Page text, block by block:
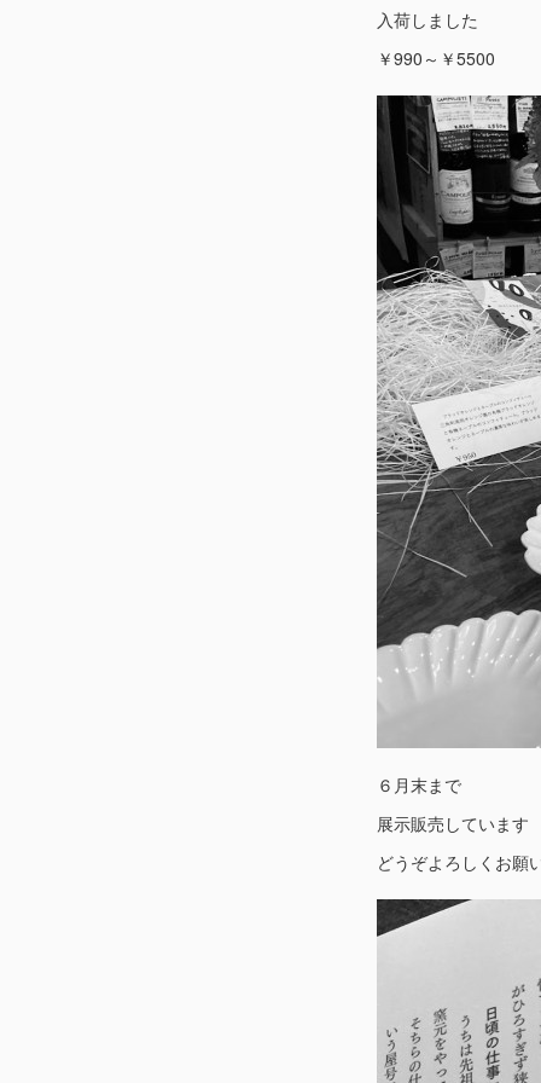
入荷しました
￥990～￥5500
６月末まで
展示販売しています
どうぞよろしくお願